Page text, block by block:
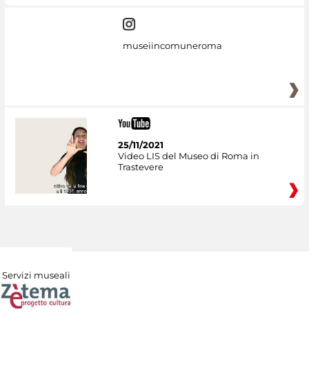
museiincomuneroma
25/11/2021
Video LIS del Museo di Roma in
Trastevere
Servizi museali